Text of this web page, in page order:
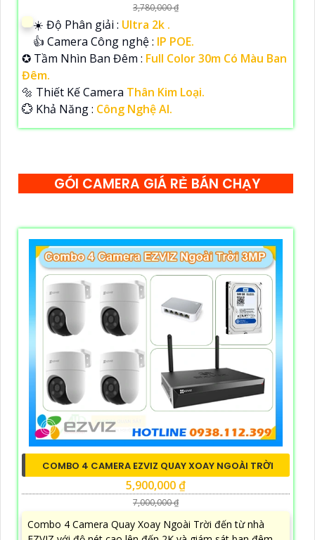
3,780,000 ₫
☀️ Độ Phân giải : Ultra 2k .
👍 Camera Công nghệ : IP POE.
✪ Tầm Nhìn Ban Đêm : Full Color 30m Có Màu Ban
Đêm.
🔩 Thiết Kế Camera Thân Kim Loại.
️💮 Khả Năng : Công Nghệ AI.
GÓI CAMERA GIÁ RẺ BÁN CHẠY
COMBO 4 CAMERA EZVIZ QUAY XOAY NGOÀI TRỜI
5,900,000 ₫
7,000,000 ₫
Combo 4 Camera Quay Xoay Ngoài Trời đến từ nhà